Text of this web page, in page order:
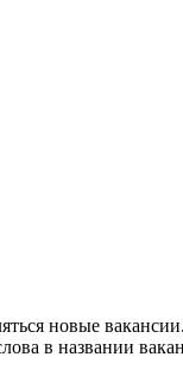
новые
в названии